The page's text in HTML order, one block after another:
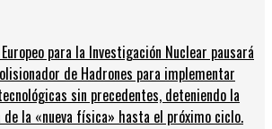
para la Investigación Nuclear pausará
de Hadrones para implementar
sin precedentes, deteniendo la
de la «nueva física» hasta el próximo ciclo.